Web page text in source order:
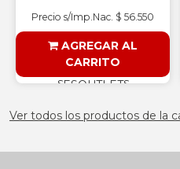
Precio s/Imp.Nac. $ 56.550
AGREGAR AL
CARRITO
§ESOUTLET§
Ver todos los productos de la